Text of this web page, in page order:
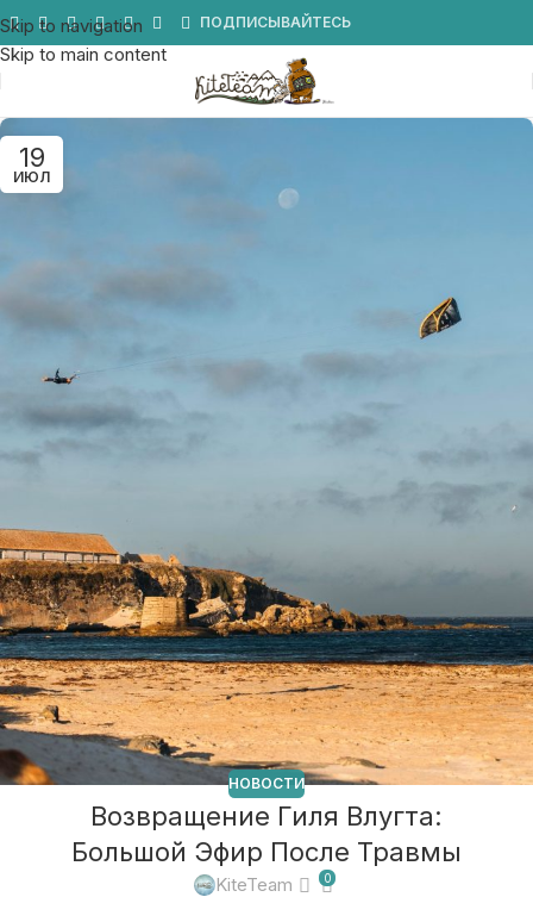
Skip to navigation
Skip to main content
ПОДПИСЫВАЙТЕСЬ
19
ИЮЛ
НОВОСТИ
Возвращение Гиля Влугта:
Большой Эфир После Травмы
KiteTeam 0